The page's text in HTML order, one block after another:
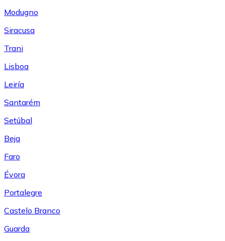
Modugno
Siracusa
Trani
Lisboa
Leiría
Santarém
Setúbal
Beja
Faro
Évora
Portalegre
Castelo Branco
Guarda